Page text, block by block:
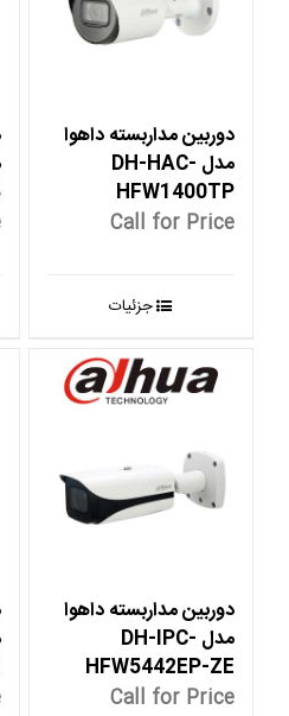
دوربین مداربسته داهوا
مدل DH-HAC-
HFW1400TP
Call for Price
جزئیات
دوربین مداربسته داهوا
مدل DH-IPC-
HFW5442EP-ZE
Call for Price